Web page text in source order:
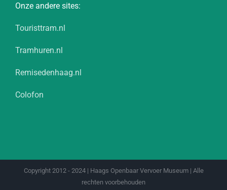
Onze andere sites:
Touristtram.nl
Tramhuren.nl
Remisedenhaag.nl
Colofon
Copyright 2012 - 2024 | Haags Openbaar Vervoer Museum | Alle
rechten voorbehouden